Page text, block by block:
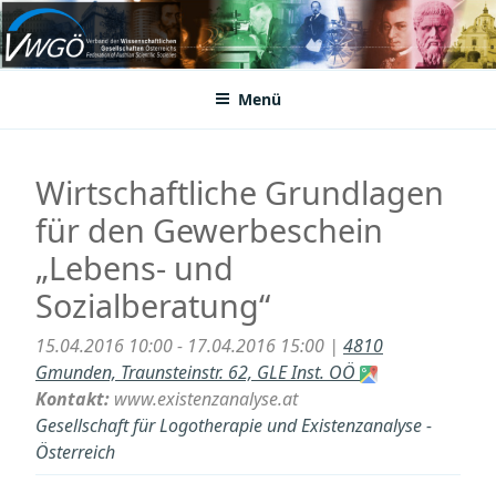
Zum
Inhalt
springenVWGÖ
Federation of Austrian Scientific Societies
Menü
Wirtschaftliche Grundlagen
für den Gewerbeschein
„Lebens- und
Sozialberatung“
15.04.2016 10:00 - 17.04.2016 15:00 | 4810
Gmunden, Traunsteinstr. 62, GLE Inst. OÖ
Kontakt: www.existenzanalyse.at
Gesellschaft für Logotherapie und Existenzanalyse -
Österreich